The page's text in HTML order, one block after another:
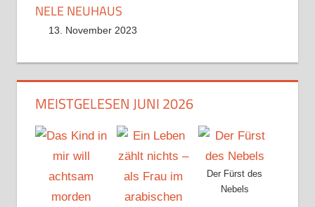
NELE NEUHAUS
13. November 2023
MEISTGELESEN JUNI 2026
Der Fürst des
Nebels